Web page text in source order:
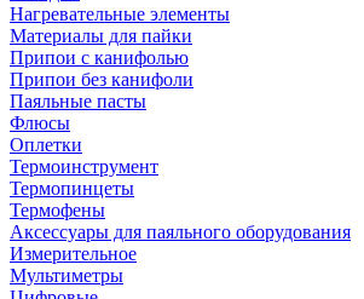
Нагревательные элементы
Материалы для пайки
Припои с канифолью
Припои без канифоли
Паяльные пасты
Флюсы
Оплетки
Термоинструмент
Термопинцеты
Термофены
Аксессуары для паяльного оборудования
Измерительное
Мультиметры